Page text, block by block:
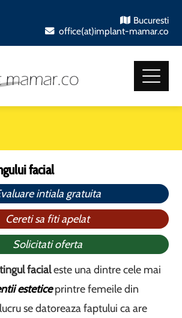
Bucuresti
office(at)implant-mamar.co
facial
intiala gratuita
Cereti sa fiti apelat
Solicitati oferta
facialeste una dintre cele mai
esteticeprintre femeile din
se datoreaza faptului ca are